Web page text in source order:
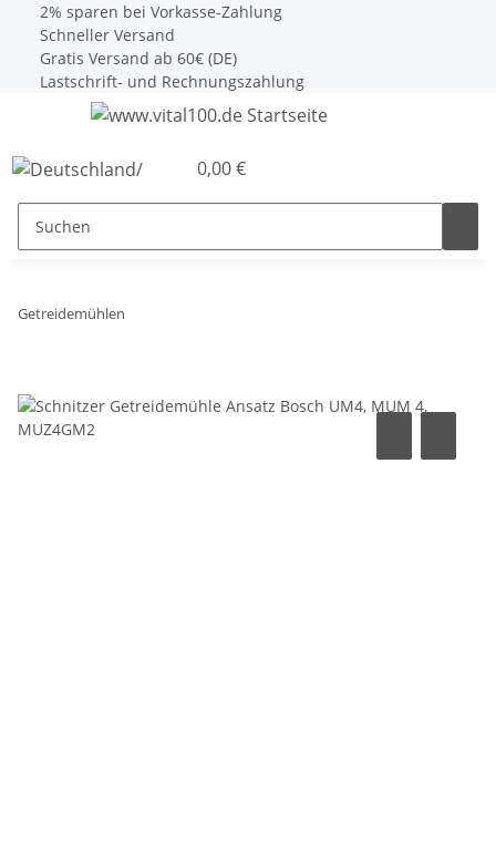
2% sparen bei Vorkasse-Zahlung
Schneller Versand
Gratis Versand ab 60€ (DE)
Lastschrift- und Rechnungszahlung
0,00 €
Getreidemühlen